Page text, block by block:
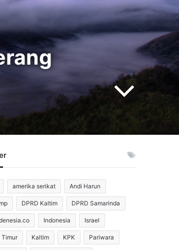
amerika serikat Andi Harun
DPRD Kaltim DPRD Samarinda
Indonesia Israel
Timur Kaltim KPK Pariwara